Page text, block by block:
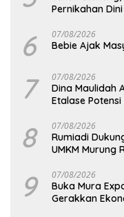
Pernikahan Dini
6 07/08/2026
Bebie Ajak
7 07/08/2026
Dina Maulidah
Etalase
8 07/08/2026
Rumiadi
UMKM Murung
9 07/08/2026
Buka Mura
Gerakkan